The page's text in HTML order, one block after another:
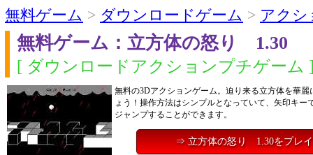
無料ゲーム > ダウンロードゲーム > アクシ
無料ゲーム：立方体の怒り 1.30
[ ダウンロードアクションプチゲーム
無料の3Dアクションゲーム。迫り来る立方体を華麗
ょう！操作方法はシンプルとなっていて、矢印キー
ジャンプすることができます。
⇒ 立方体の怒り 1.30をプレ